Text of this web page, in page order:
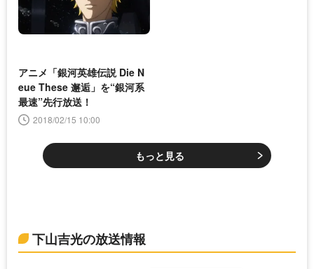
アニメ「銀河英雄伝説 Die N
eue These 邂逅」を“銀河系
最速”先行放送！
2018/02/15 10:00
もっと見る
下山吉光の放送情報